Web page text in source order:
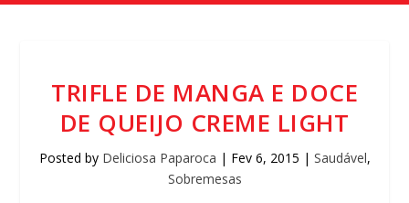
TRIFLE DE MANGA E DOCE
DE QUEIJO CREME LIGHT
Posted by Deliciosa Paparoca | Fev 6, 2015 | Saudável,
Sobremesas